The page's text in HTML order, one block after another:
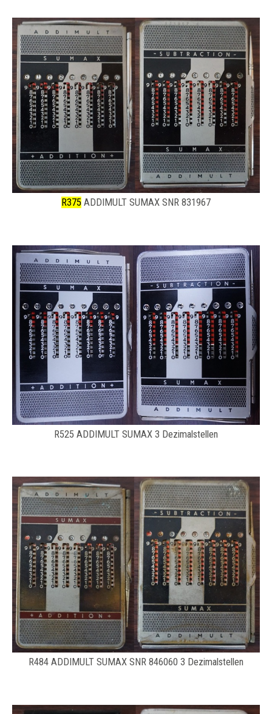
R375 ADDIMULT SUMAX SNR 831967
R525 ADDIMULT SUMAX 3 Dezimalstellen
R484 ADDIMULT SUMAX SNR 846060 3 Dezimalstellen